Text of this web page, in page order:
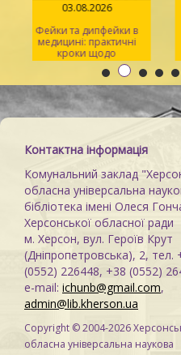
03.08.2026
Фейки та дипфейки в
медицині: практичні
кроки щодо
розпізнавання
Контактна інформація
Комунальний заклад
обласна універсальна
бібліотека імені Олеся
Херсонської обласної ради
м. Херсон, вул. Героїв Крут
(Дніпропетровська), 2, тел.
(0552) 226448, +38 (0552)
e-mail: ichunb@gmail.com,
admin@lib.kherson.ua
Copyright © 2004-2026
обласна універсальна наукова